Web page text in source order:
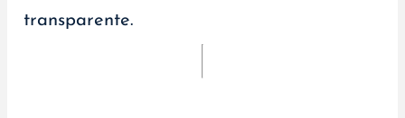
transparente.